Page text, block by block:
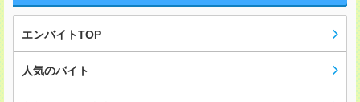
エンバイトTOP
人気のバイト